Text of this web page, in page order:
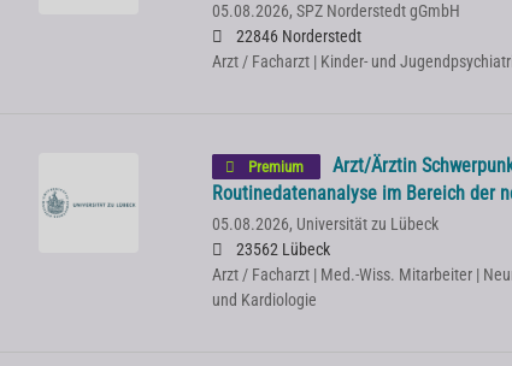
05.08.2026, SPZ Norderstedt gGmbH
22846 Norderstedt
Arzt / Facharzt | Kinder- und
Premium
Arzt/Ärztin
Routinedatenanalyse im Bereich der
05.08.2026, Universität zu Lübeck
23562 Lübeck
Arzt / Facharzt | Med.-Wiss. Mitarbeiter |
und Kardiologie